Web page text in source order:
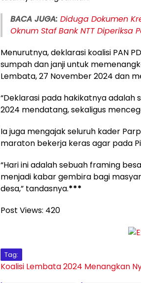
BACA JUGA: Diduga Dokumen
Oknum Staf Bank NTT Diperiksa
Menurutnya, deklarasi koalisi PAN
sumpah dan janji untuk
Lembata, 27 November 2024 dan
“Deklarasi pada hakikatnya
2024 mendatang, sekaligus
Ia juga mengajak seluruh kader
maraton bekerja keras agar pada
“Hari ini adalah sebuah framing
menjadi kabar gembira bagi
desa,” tandasnya.***
Post Views: 420
Tag:
Koalisi Lembata 2024 Menangkan